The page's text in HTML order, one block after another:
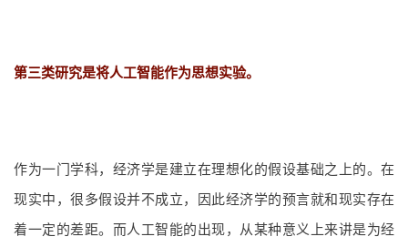
第三类研究是将人工智能作为思想实验。
作为一门学科，经济学是建立在理想化的假设基础之上的。在
现实中，很多假设并不成立，因此经济学的预言就和现实存在
着一定的差距。而人工智能的出现，从某种意义上来讲是为经